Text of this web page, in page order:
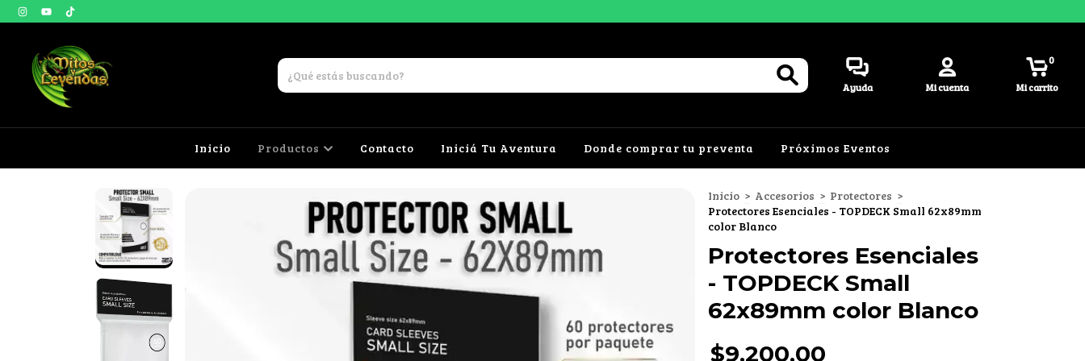
Ayuda Mi cuenta Mi carrito
0
Inicio Productos Contacto Iniciá Tu Aventura Donde comprar tu preventa Próximos Eventos
Inicio > Accesorios > Protectores >
Protectores Esenciales - TOPDECK Small 62x89mm
color Blanco
Protectores Esenciales
- TOPDECK Small
62x89mm color Blanco
$9.200,00